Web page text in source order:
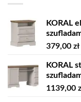
KORAL
379,00 zł
KORAL
1139,00